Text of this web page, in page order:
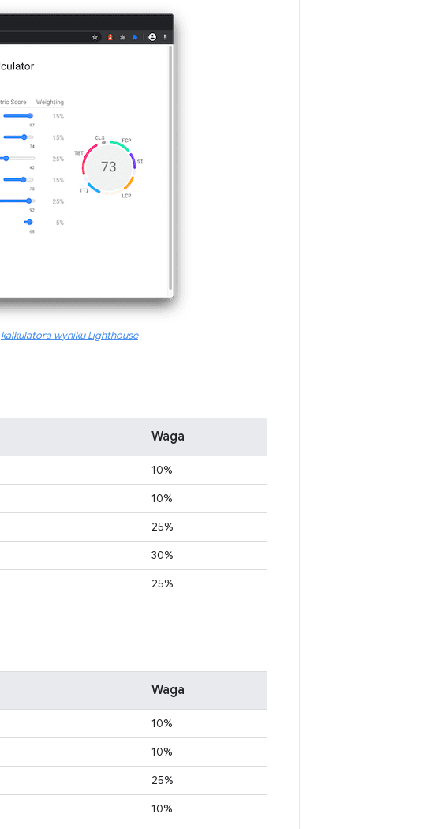
kalkulatora wyniku Lighthouse
Waga
10%
10%
25%
30%
25%
Waga
10%
10%
25%
10%